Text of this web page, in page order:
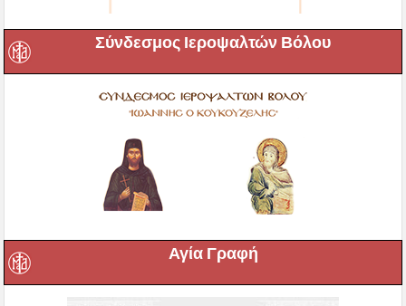
Σύνδεσμος Ιεροψαλτών Βόλου
Αγία Γραφή